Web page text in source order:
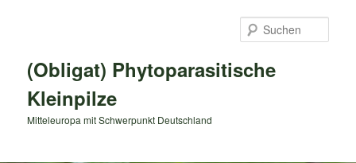
(Obligat) Phytoparasitische
Kleinpilze
Mitteleuropa mit Schwerpunkt Deutschland